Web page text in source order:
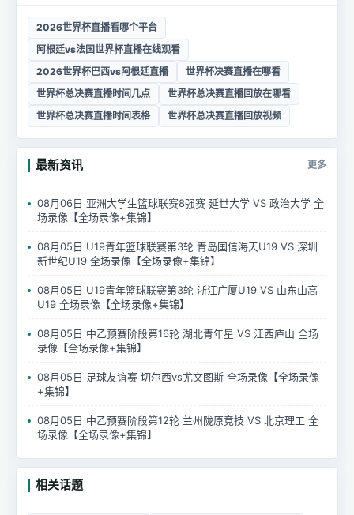
2026世界杯直播看哪个平台
阿根廷vs法国世界杯直播在线观看
2026世界杯巴西vs阿根廷直播
世界杯决赛直播在哪看
世界杯总决赛直播时间几点
世界杯总决赛直播回放在哪看
世界杯总决赛直播时间表格
世界杯总决赛直播回放视频
最新资讯 更多
08月06日 亚洲大学生篮球联赛8强赛 延世大学 VS 政治大学 全
场录像【全场录像+集锦】
08月05日 U19青年篮球联赛第3轮 青岛国信海天U19 VS 深圳
新世纪U19 全场录像【全场录像+集锦】
08月05日 U19青年篮球联赛第3轮 浙江广厦U19 VS 山东山高
U19 全场录像【全场录像+集锦】
08月05日 中乙预赛阶段第16轮 湖北青年星 VS 江西庐山 全场
录像【全场录像+集锦】
08月05日 足球友谊赛 切尔西vs尤文图斯 全场录像【全场录像
+集锦】
08月05日 中乙预赛阶段第12轮 兰州陇原竞技 VS 北京理工 全
场录像【全场录像+集锦】
相关话题